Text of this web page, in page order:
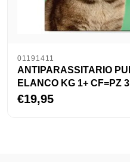
01191411
ANTIPARASSITARIO
ELANCO KG 1+ CF=PZ 3
€19,95